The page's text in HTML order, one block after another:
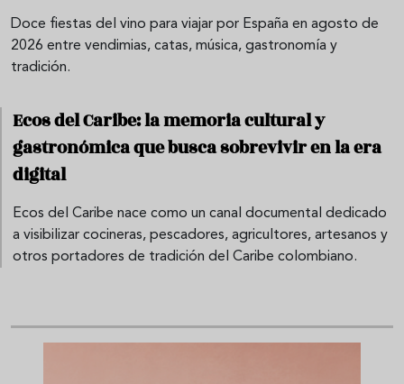
Doce fiestas del vino para viajar por España en agosto de
2026 entre vendimias, catas, música, gastronomía y
tradición.
Ecos del Caribe: la memoria cultural y
gastronómica que busca sobrevivir en la era
digital
Ecos del Caribe nace como un canal documental dedicado
a visibilizar cocineras, pescadores, agricultores, artesanos y
otros portadores de tradición del Caribe colombiano.